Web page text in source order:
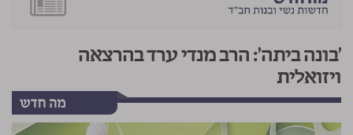
'בונה ביתה': הרב מנדי ערד בהרצאה
ויזואלית